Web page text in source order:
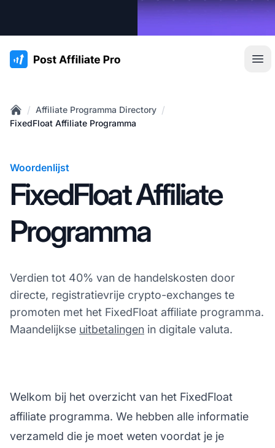
:site.title
Home
/ Affiliate Programma Directory /
FixedFloat Affiliate Programma
Woordenlijst
FixedFloat Affiliate
Programma
Verdien tot 40% van de handelskosten door
directe, registratievrije crypto-exchanges te
promoten met het FixedFloat affiliate programma.
Maandelijkse uitbetalingen in digitale valuta.
Welkom bij het overzicht van het FixedFloat
affiliate programma. We hebben alle informatie
verzameld die je moet weten voordat je je